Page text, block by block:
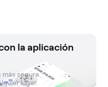
la aplicación
más segura.
lugar.